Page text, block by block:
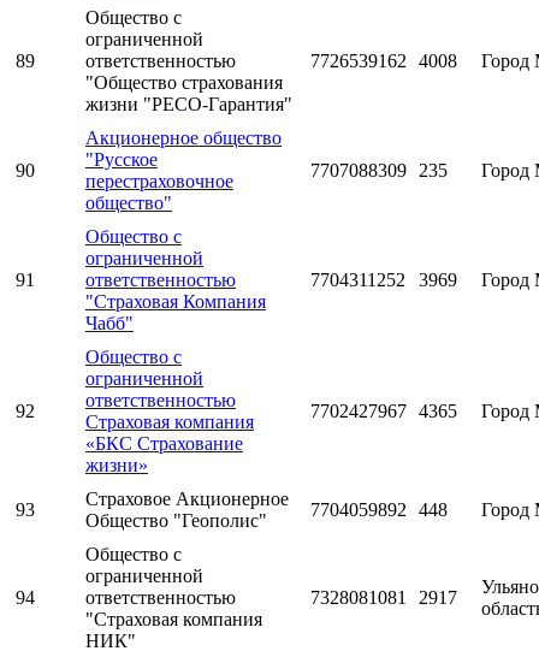
89
Общество с
ограниченной
ответственностью
"Общество страхования
жизни "РЕСО-Гарантия"
7726539162 4008 Город
90
Акционерное общество
"Русское
перестраховочное
общество"
7707088309 235 Город
91
Общество с
ограниченной
ответственностью
"Страховая Компания
Чабб"
7704311252 3969 Город
92
Общество с
ограниченной
ответственностью
Страховая компания
«БКС Страхование
жизни»
7702427967 4365 Город
93
Страховое Акционерное
Общество "Геополис"
7704059892 448 Город
94
Общество с
ограниченной
ответственностью
"Страховая компания
НИК"
7328081081 2917